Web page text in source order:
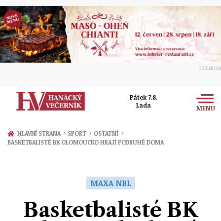
reklama
Pátek 7.8.
Lada
MENU
Zprávy
Přerov
Ekonomika
Ženy
Sport
HLAVNÍ STRANA › SPORT › OSTATNÍ ›
BASKETBALISTÉ BK OLOMOUCKO HRAJÍ PODRUHÉ DOMA
MAXA NBL
Basketbalisté BK